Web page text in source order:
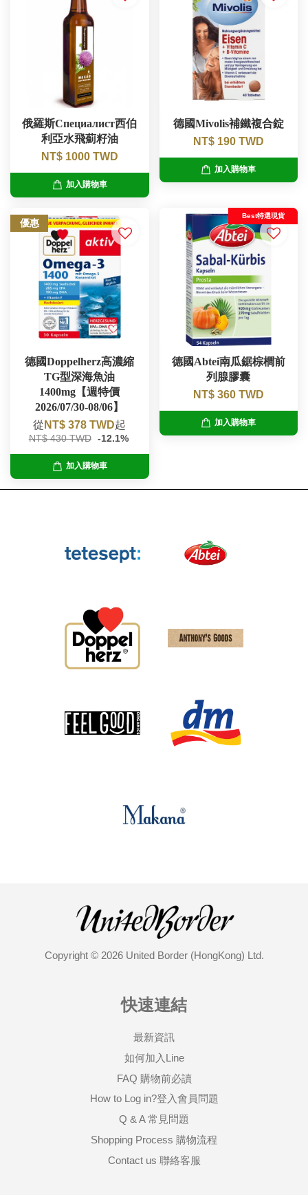
俄羅斯Специалист西伯
利亞水飛薊籽油
NT$ 1000 TWD
加入購物車
德國Mivolis補鐵複合錠
NT$ 190 TWD
加入購物車
優惠
德國Doppelherz高濃縮
TG型深海魚油
1400mg【週特價
2026/07/30-08/06】
從 NT$ 378 TWD起
NT$ 430 TWD -12.1%
加入購物車
Best特選現貨
德國Abtei南瓜鋸棕櫚前
列腺膠囊
NT$ 360 TWD
加入購物車
Copyright © 2026 United Border (HongKong) Ltd.
快速連結
最新資訊
如何加入Line
FAQ 購物前必讀
How to Log in?登入會員問題
Q & A 常見問題
Shopping Process 購物流程
Contact us 聯絡客服